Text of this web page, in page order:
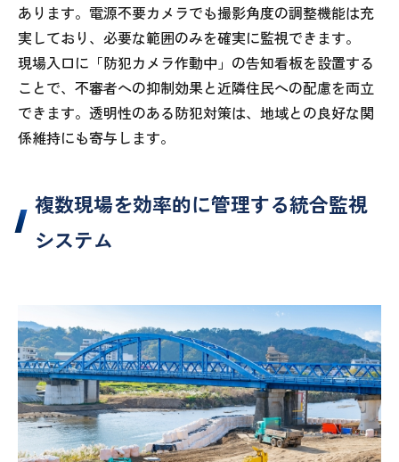
あります。電源不要カメラでも撮影角度の調整機能は充
実しており、必要な範囲のみを確実に監視できます。
現場入口に「防犯カメラ作動中」の告知看板を設置する
ことで、不審者への抑制効果と近隣住民への配慮を両立
できます。透明性のある防犯対策は、地域との良好な関
係維持にも寄与します。
複数現場を効率的に管理する統合監視
システム